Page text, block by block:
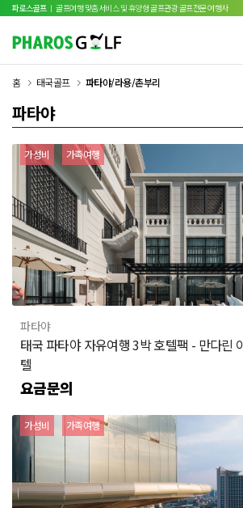
파로스골프 ㅣ 골프여행 맞춤서비스 및 휴양형 골프관광 골프전문 여행사
홈 태국골프 파타야/라용/촌부리
파타야
가성비 가족여행
파타야
태국 파타야 자유여행 3박 호텔팩 - 만다린
텔
요금문의
가성비 가족여행